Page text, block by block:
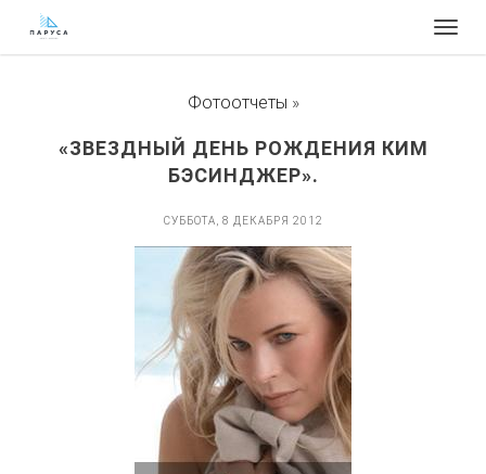
Фотоотчеты »
«ЗВЕЗДНЫЙ ДЕНЬ РОЖДЕНИЯ КИМ
БЭСИНДЖЕР».
СУББОТА, 8 ДЕКАБРЯ 2012